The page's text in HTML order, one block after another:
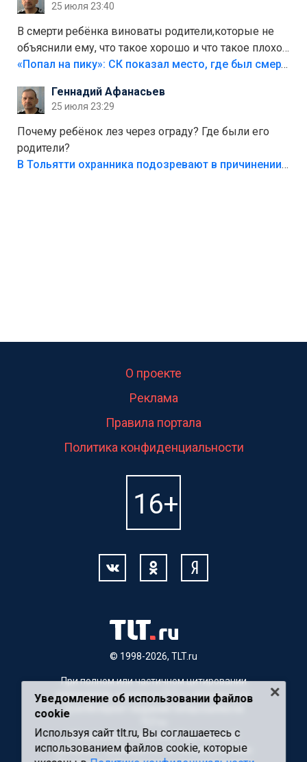
25 июля 23:40
В смерти ребёнка виноваты родители,которые не
объяснили ему, что такое хорошо и что такое плохо!
Лезть через такой забор,верх безумия,есть же
свою судьбу.
«Попал на пику»: СК показал место, где был смертельно травмирован ребенок в Тольятти
Геннадий Афанасьев
25 июля 23:29
Почему ребёнок лез через ограду? Где были его
родители?
В Тольятти охранника подозревают в причинении смерти ребенку
© 1998-2026, TLT.ru
О проекте
Реклама
Правила портала
Политика конфиденциальности
При полном или частичном цитировании
материалов, ссылка на TLT.ru обязательна.
Для Интернет-изданий гиперссылка на
Материалы с пометкой "Партнерский
материал" публикуются на правах рекламы.
Уведомление об использовании файлов
cookie
Используя сайт tlt.ru, Вы соглашаетесь с
использованием файлов cookie, которые